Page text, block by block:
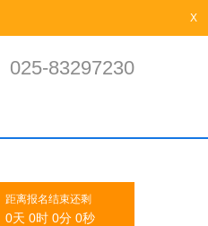
X
025-83297230
距离报名结束还剩
0天 0时 0分 0秒